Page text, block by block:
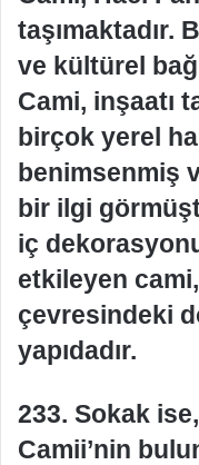
taşımaktadır.
ve kültürel
Cami, inşaatı
birçok yerel
benimsenmiş
bir ilgi
iç
etkileyen
çevresindeki
yapıdadır.
233. Sokak
Camii’nin